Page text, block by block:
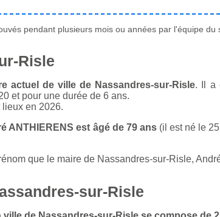
pendant plusieurs mois ou années par l'équipe du
Risle
actuel de ville de Nassandres-sur-Risle. Il a
et pour une durée de 6 ans.
en 2026.
ANTHIERENS est âgé de 79 ans(il est né le
que le maire de Nassandres-sur-Risle,
sur-Risle